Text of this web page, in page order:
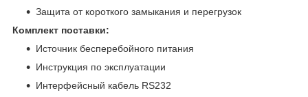
Защита от короткого замыкания и перегрузок
Комплект поставки:
Источник бесперебойного питания
Инструкция по эксплуатации
Интерфейсный кабель RS232